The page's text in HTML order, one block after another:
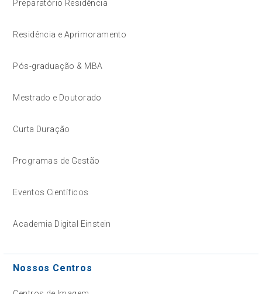
Preparatório Residência
Residência e Aprimoramento
Pós-graduação & MBA
Mestrado e Doutorado
Curta Duração
Programas de Gestão
Eventos Científicos
Academia Digital Einstein
Nossos Centros